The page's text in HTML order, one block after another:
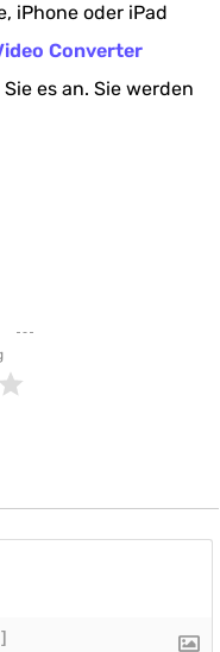
iPhone oder iPad
Converter
es an. Sie werden